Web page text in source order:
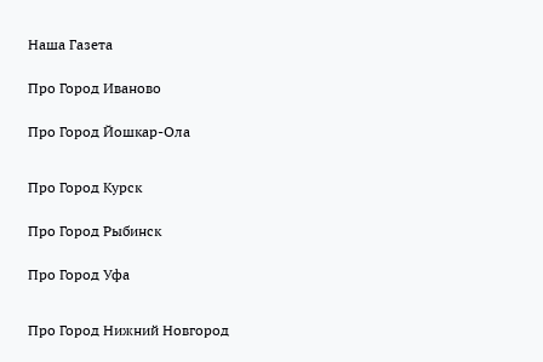
Наша Газета
Про Город Иваново
Про Город Йошкар-Ола
Про Город Курск
Про Город Рыбинск
Про Город Уфа
Про Город Нижний Новгород